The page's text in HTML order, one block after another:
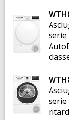
serie
serie